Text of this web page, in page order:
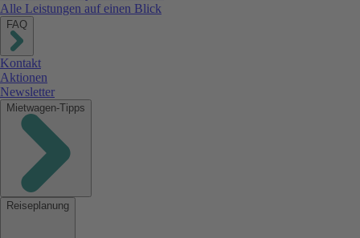
Alle Leistungen auf einen Blick
FAQ
Kontakt
Aktionen
Newsletter
Mietwagen-Tipps
Reiseplanung